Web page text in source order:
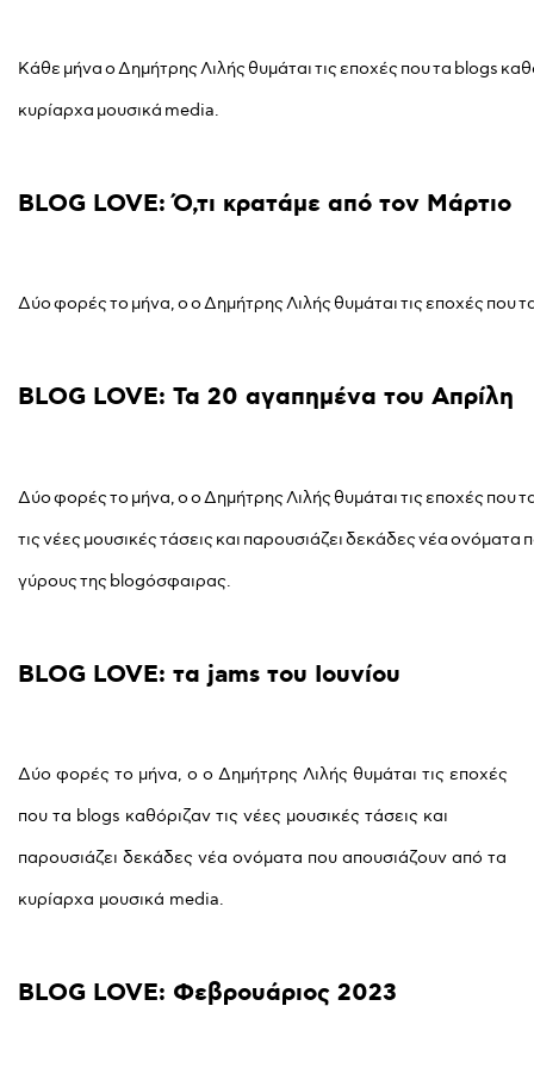
Κάθε μήνα ο Δημήτρης Λιλής θυμάται τις εποχές που τα blogs
κυρίαρχα μουσικά media.
BLOG LOVE: Ό,τι κρατάμε από τον Μάρτιο
Δύο φορές το μήνα, ο ο Δημήτρης Λιλής θυμάται τις εποχές που
BLOG LOVE: Τα 20 αγαπημένα του Απρίλη
Δύο φορές το μήνα, ο ο Δημήτρης Λιλής θυμάται τις εποχές που
τις νέες μουσικές τάσεις και παρουσιάζει δεκάδες νέα ονόματα
γύρους της blogόσφαιρας.
BLOG LOVE: τα jams του Ιουνίου
Δύο φορές το μήνα, ο ο Δημήτρης Λιλής θυμάται τις εποχές
που τα blogs καθόριζαν τις νέες μουσικές τάσεις και
παρουσιάζει δεκάδες νέα ονόματα που απουσιάζουν από τα
κυρίαρχα μουσικά media.
BLOG LOVE: Φεβρουάριος 2023